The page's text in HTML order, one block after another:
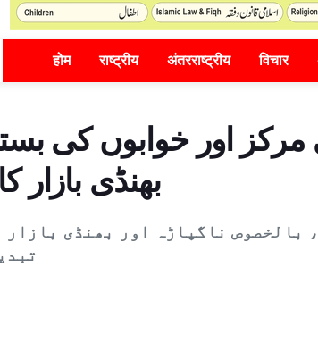
होम राष्ट्रीय अंतरराष्ट्रीय विचार
اور خوابوں کی بستی
بھنڈی بازار
بالخصوص ناگپاڑہ اور بھنڈی